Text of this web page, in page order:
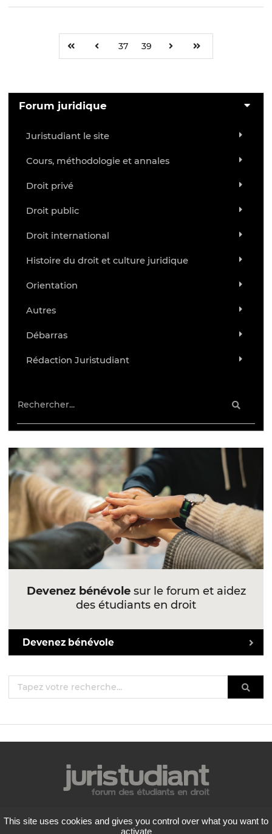
37 39
Forum juridique
Juristudiant le site
Cours, méthodologie et annales
Droit privé
Droit public
Droit international
Histoire du droit et culture juridique
Orientation
Autres
Débarras
Rédaction Juristudiant
Devenez bénévolesur le forum et aidez
des étudiants en droit
Devenez bénévole
Mentions légales
Politique de confidentialité
This site uses cookies and gives you control over what you want to
activate